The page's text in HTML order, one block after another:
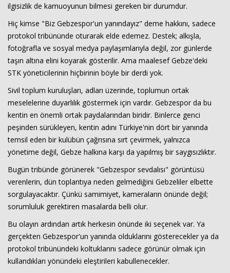
ilgisizlik de kamuoyunun bilmesi gereken bir durumdur.
Hiç kimse "Biz Gebzespor'un yanındayız" deme hakkını, sadece
protokol tribününde oturarak elde edemez. Destek; alkışla,
fotoğrafla ve sosyal medya paylaşımlarıyla değil, zor günlerde
taşın altına elini koyarak gösterilir. Ama maalesef Gebze'deki
STK yöneticilerinin hiçbirinin böyle bir derdi yok.
Sivil toplum kuruluşları, adları üzerinde, toplumun ortak
meselelerine duyarlılık göstermek için vardır. Gebzespor da bu
kentin en önemli ortak paydalarından biridir. Binlerce genci
peşinden sürükleyen, kentin adını Türkiye'nin dört bir yanında
temsil eden bir kulübün çağrısına sırt çevirmek, yalnızca
yönetime değil, Gebze halkına karşı da yapılmış bir saygısızlıktır.
Bugün tribünde görünerek "Gebzespor sevdalısı" görüntüsü
verenlerin, dün toplantıya neden gelmediğini Gebzeliler elbette
sorgulayacaktır. Çünkü samimiyet, kameraların önünde değil;
sorumluluk gerektiren masalarda belli olur.
Bu olayın ardından artık herkesin önünde iki seçenek var. Ya
gerçekten Gebzespor'un yanında olduklarını gösterecekler ya da
protokol tribünündeki koltuklarını sadece görünür olmak için
kullandıkları yönündeki eleştirileri kabullenecekler.